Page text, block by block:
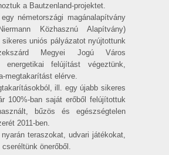
a Bautzenland-projektet.
németországi magánalapítvány
Közhasznú Alapítvány)
uniós pályázatot nyújtottunk
Megyei Jogú Város
energetikai felújítást végeztünk,
megtakarítást elérve.
ill. egy újabb sikeres
100%-ban saját erőből felújítottuk
bűzös és egészségtelen
2011-ben.
teraszokat, udvari játékokat,
önerőből.